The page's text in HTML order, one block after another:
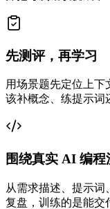
先测评，再学习
用场景题先定位上下
该补概念、练提示词
围绕真实 AI 编程
从需求描述、提示
复盘，训练的是能交